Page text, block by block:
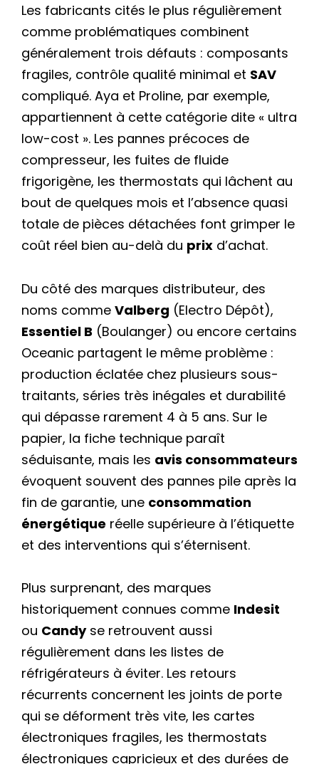
Les fabricants cités le plus régulièrement
comme problématiques combinent
généralement trois défauts : composants
fragiles, contrôle qualité minimal et SAV
compliqué. Aya et Proline, par exemple,
appartiennent à cette catégorie dite « ultra
low-cost ». Les pannes précoces de
compresseur, les fuites de fluide
frigorigène, les thermostats qui lâchent au
bout de quelques mois et l’absence quasi
totale de pièces détachées font grimper le
coût réel bien au-delà du prix d’achat.
Du côté des marques distributeur, des
noms comme Valberg (Electro Dépôt),
Essentiel B (Boulanger) ou encore certains
Oceanic partagent le même problème :
production éclatée chez plusieurs sous-
traitants, séries très inégales et durabilité
qui dépasse rarement 4 à 5 ans. Sur le
papier, la fiche technique paraît
séduisante, mais les avis consommateurs
évoquent souvent des pannes pile après la
fin de garantie, une consommation
énergétique réelle supérieure à l’étiquette
et des interventions qui s’éternisent.
Plus surprenant, des marques
historiquement connues comme Indesit
ou Candyse retrouvent aussi
régulièrement dans les listes de
réfrigérateurs à éviter. Les retours
récurrents concernent les joints de porte
qui se déforment très vite, les cartes
électroniques fragiles, les thermostats
électroniques capricieux et des durées de